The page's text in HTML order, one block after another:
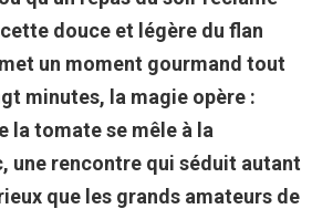
douce et légère du flan
un moment gourmand tout
minutes, la magie opère :
la tomate se mêle à la
une rencontre qui séduit autant
que les grands amateurs de